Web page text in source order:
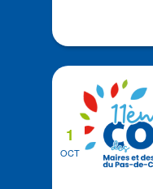
OCT
1